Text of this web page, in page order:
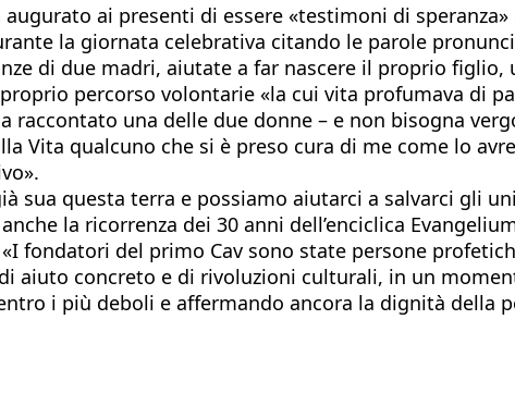
ai presenti di essere «testimoni di
la giornata celebrativa citando le parole
di due madri, aiutate a far nascere il proprio
percorso volontarie «la cui vita profumava di
una delle due donne – e non bisogna
Vita qualcuno che si è preso cura di me come lo
sua questa terra e possiamo aiutarci a salvarci gli
la ricorrenza dei 30 anni dell’enciclica
fondatori del primo Cav sono state persone
concreto e di rivoluzioni culturali, in un
i più deboli e affermando ancora la dignità della